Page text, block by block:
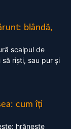
blândă,
scalpul de
riști, sau pur și
cum îți
hrănește